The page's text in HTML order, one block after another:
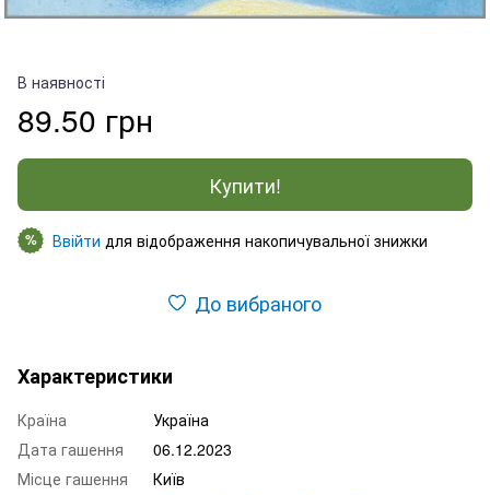
В наявності
89.50 грн
Купити!
% Ввійти для відображення накопичувальної знижки
До вибраного
Характеристики
Країна
Україна
Дата гашення
06.12.2023
Місце гашення
Київ